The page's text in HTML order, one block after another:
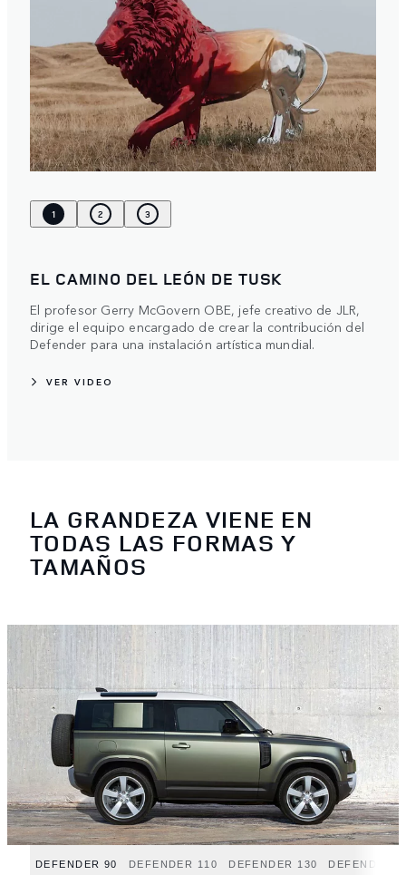
1 2 3
EL CAMINO DEL LEÓN DE TUSK
El profesor Gerry McGovern OBE, jefe creativo de JLR,
dirige el equipo encargado de crear la contribución del
Defender para una instalación artística mundial.
VER VIDEO
LA GRANDEZA VIENE EN
TODAS LAS FORMAS Y
TAMAÑOS
DEFENDER 90 DEFENDER 110 DEFENDER 130 DEFENDER